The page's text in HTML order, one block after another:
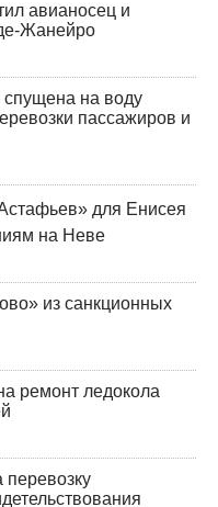
авианосец и
Жанейро
на воду
пассажиров и
для Енисея
на Неве
из санкционных
ремонт ледокола